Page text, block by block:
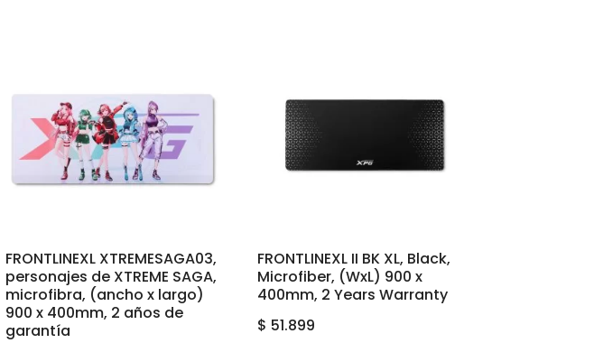
FRONTLINEXL XTREMESAGA03,
personajes de XTREME SAGA,
microfibra, (ancho x largo)
900 x 400mm, 2 años de
garantía
FRONTLINEXL II BK XL, Black,
Microfiber, (WxL) 900 x
400mm, 2 Years Warranty
$ 51.899